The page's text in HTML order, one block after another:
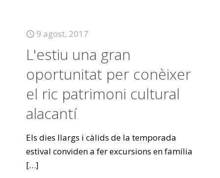
9 agost, 2017
L'estiu una gran
oportunitat per conèixer
el ric patrimoni cultural
alacantí
Els dies llargs i càlids de la temporada
estival conviden a fer excursions en família
[…]